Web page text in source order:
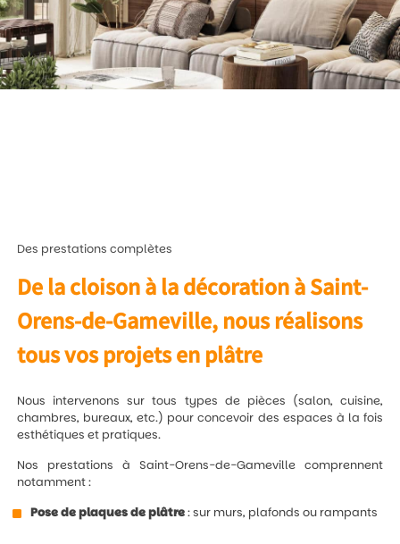
Des prestations complètes
De la cloison à la décoration à Saint-
Orens-de-Gameville, nous réalisons
tous vos projets en plâtre
Nous intervenons sur tous types de pièces (salon, cuisine,
chambres, bureaux, etc.) pour concevoir des espaces à la fois
esthétiques et pratiques.
Nos prestations à Saint-Orens-de-Gameville comprennent
notamment :
Pose de plaques de plâtre: sur murs, plafonds ou rampants